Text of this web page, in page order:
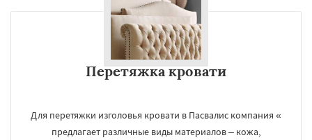
Перетяжка кровати
Для перетяжки изголовья кровати в Пасвалис компания «
предлагает различные виды материалов – кожа,